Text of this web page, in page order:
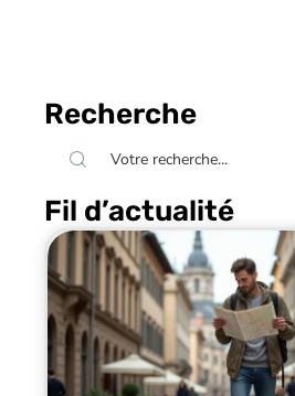
Recherche
Fil d’actualité